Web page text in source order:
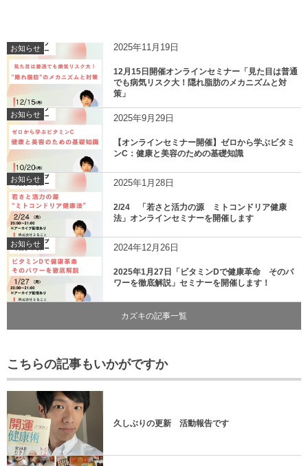
お知らせ 2025年11月19日
12月15日開催オンラインセミナー「見た目は普通
でも病気リスク大！隠れ脂肪のメカニズムと対
策」
お知らせ 2025年9月29日
【オンラインセミナー開催】ゼロから学ぶビタミ
ンC：健康と美容のための基礎知識
お知らせ 2025年1月28日
2/24 「若さと活力の源 ミトコンドリア健康
法」オンラインセミナーを開催します
お知らせ 2024年12月26日
2025年1月27日「ビタミンDで健康革命 そのパ
ワーを徹底解説」セミナーを開催します！
カズキの記事一覧
こちらの記事もいかがですか
久しぶりの更新 活動報告です